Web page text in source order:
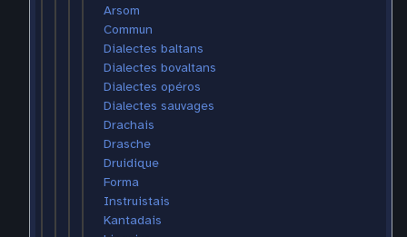
Arsom
Commun
Dialectes baltans
Dialectes bovaltans
Dialectes opéros
Dialectes sauvages
Drachais
Drasche
Druidique
Forma
Instruistais
Kantadais